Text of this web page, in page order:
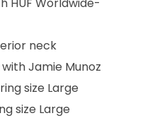
neck
Jamie Munoz
size Large
size Large